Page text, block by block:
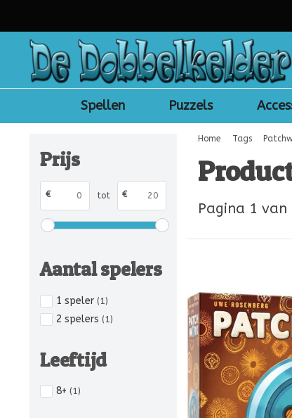
Spellen Puzzels
Prijs
€ tot €
Aantal spelers
1 speler (1)
2 spelers (1)
Leeftijd
8+ (1)
Home Tags
Pagina 1 van